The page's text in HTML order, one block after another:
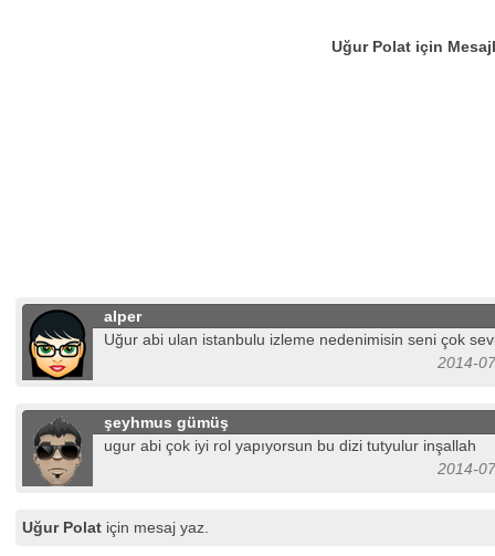
Uğur Polat için
alper
Uğur abi ulan istanbulu izleme nedenimisin seni çok
2014-
şeyhmus gümüş
ugur abi çok iyi rol yapıyorsun bu dizi tutyulur inşallah
2014-
Uğur Polat için mesaj yaz.